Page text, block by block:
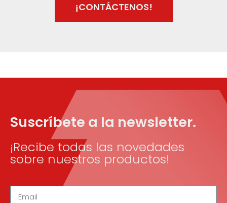
¡CONTÁCTENOS!
Suscríbete a la newsletter.
¡Recibe todas las novedades
sobre nuestros productos!